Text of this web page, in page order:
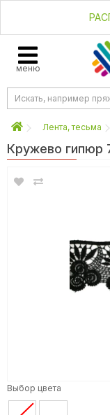
меню
Лента, тесьма
Кружево гипюр
Выбор цвета